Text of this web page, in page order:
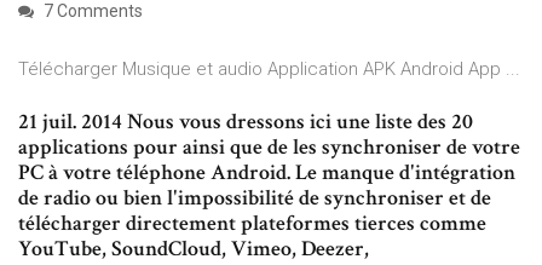
7 Comments
Télécharger Musique et audio Application APK Android App ...
21 juil. 2014 Nous vous dressons ici une liste des 20
applications pour ainsi que de les synchroniser de votre
PC à votre téléphone Android. Le manque d'intégration
de radio ou bien l'impossibilité de synchroniser et de
télécharger directement plateformes tierces comme
YouTube, SoundCloud, Vimeo, Deezer,